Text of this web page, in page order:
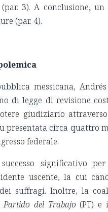
3). A conclusione, un
(par. 4).
messicana,
di legge di revisione
giudiziario
presentata circa quattro
federale.
significativo
uscente, la cui
suffragi. Inoltre, la
Partido del Trabajo (PT)